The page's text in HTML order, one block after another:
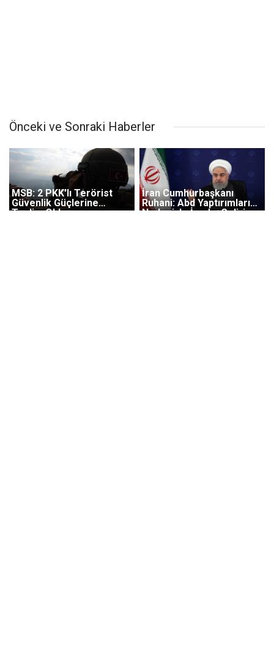
Önceki ve Sonraki Haberler
MSB: 2 PKK'lı Terörist
Güvenlik Güçlerine
Teslim Oldu
İran Cumhurbaşkanı
Ruhani: Abd Yaptırımları
Nedeniyle İran'ın Geliri